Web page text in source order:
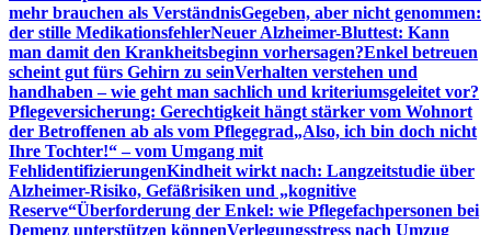
mehr brauchen als VerständnisGegeben, aber nicht genommen:
der stille MedikationsfehlerNeuer Alzheimer-Bluttest: Kann
man damit den Krankheitsbeginn vorhersagen?Enkel betreuen
scheint gut fürs Gehirn zu seinVerhalten verstehen und
handhaben – wie geht man sachlich und kriteriumsgeleitet vor?
Pflegeversicherung: Gerechtigkeit hängt stärker vom Wohnort
der Betroffenen ab als vom Pflegegrad„Also, ich bin doch nicht
Ihre Tochter!“ – vom Umgang mit
FehlidentifizierungenKindheit wirkt nach: Langzeitstudie über
Alzheimer-Risiko, Gefäßrisiken und „kognitive
Reserve“Überforderung der Enkel: wie Pflegefachpersonen bei
Demenz unterstützen könnenVerlegungsstress nach Umzug